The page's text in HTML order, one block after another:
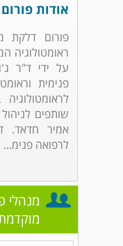
אודות
פורום דלקת
ראומטולוגיה
על ידי ד"ר
פנימית
שותפים
אמיר חדאד.
לרפואה פנימ...
מנהלי